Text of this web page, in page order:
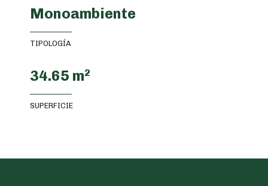
Monoambiente
TIPOLOGÍA
34.65 m2
SUPERFICIE